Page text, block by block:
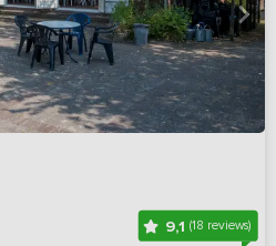
9,1(18 reviews)